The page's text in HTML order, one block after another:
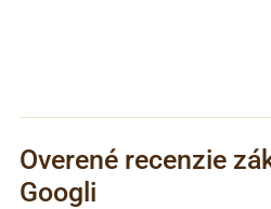
Overené recenzie
Googli